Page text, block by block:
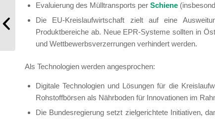
Evaluierung des Mülltransports per Schiene
Die EU-Kreislaufwirtschaft zielt auf eine
Produktbereiche ab. Neue EPR-Systeme sollten in
und Wettbewerbsverzerrungen verhindert werden.
Als Technologien werden angesprochen:
Digitale Technologien und Lösungen für die
Rohstoffbörsen als Nährboden für Innovationen im
Die Bundesregierung setzt zielgerichtete Initiativen,
Mitgliederinformation 05/2025